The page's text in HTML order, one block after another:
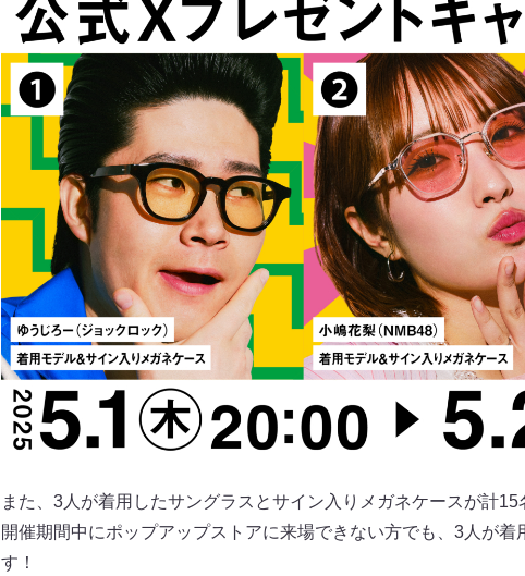
また、3人が着用したサングラスとサイン入りメガネケースが計
開催期間中にポップアップストアに来場できない方でも、3人が
す！